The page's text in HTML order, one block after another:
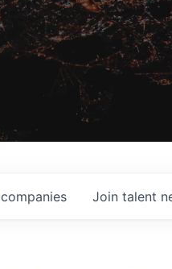
companies Join talent